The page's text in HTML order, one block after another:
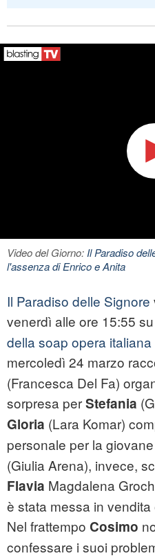
Video del Giorno:Il Paradiso
l'assenza di Enrico e Anita
Il Paradiso delle Signore
venerdì alle ore 15:55 su
della soap opera italiana
mercoledì 24 marzo
(Francesca Del Fa)
sorpresa perStefania
Gloria (Lara Komar)
personale per la
(Giulia Arena), invece,
Flavia Magdalena
è stata messa in
Nel frattempo Cosimo
confessare i suoi